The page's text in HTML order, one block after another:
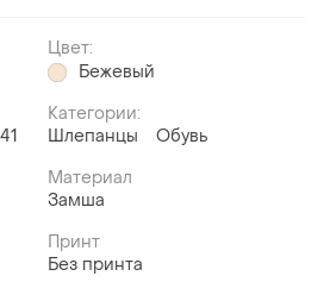
Цвет:
Бежевый
41
Категории:
Шлепанцы
Обувь
Материал
Замша
Принт
Без принта